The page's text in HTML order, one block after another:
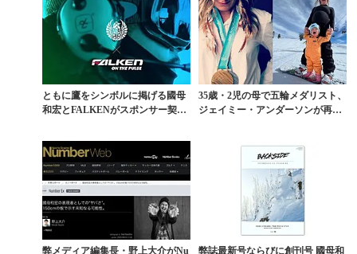
ともに鷹をシンボルに掲げる國母
和宏とFALKENがスポンサー契約
35歳・2児の母で五輪メダリスト、
ジェイミー・アンダーソンが再び
弊メディア編集長・野上大介がNu
弊誌最新号ならびに創刊号 國母和